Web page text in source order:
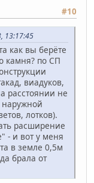
#10
13:17:45
как вы берёте
камня? по СП
виадуков,
расстоянии не
наружной
лотков).
расширение
- и вот у меня
в земле 0,5м
брала от